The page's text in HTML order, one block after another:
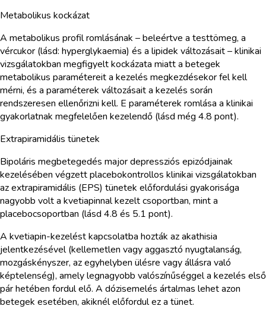
Metabolikus kockázat
A metabolikus profil romlásának – beleértve a testtömeg, a
vércukor (lásd: hyperglykaemia) és a lipidek változásait – klinikai
vizsgálatokban megfigyelt kockázata miatt a betegek
metabolikus paramétereit a kezelés megkezdésekor fel kell
mérni, és a paraméterek változásait a kezelés során
rendszeresen ellenőrizni kell. E paraméterek romlása a klinikai
gyakorlatnak megfelelően kezelendő (lásd még 4.8 pont).
Extrapiramidális tünetek
Bipoláris megbetegedés major depressziós epizódjainak
kezelésében végzett placebokontrollos klinikai vizsgálatokban
az extrapiramidális (EPS) tünetek előfordulási gyakorisága
nagyobb volt a kvetiapinnal kezelt csoportban, mint a
placebocsoportban (lásd 4.8 és 5.1 pont).
A kvetiapin-kezelést kapcsolatba hozták az akathisia
jelentkezésével (kellemetlen vagy aggasztó nyugtalanság,
mozgáskényszer, az egyhelyben ülésre vagy állásra való
képtelenség), amely legnagyobb valószínűséggel a kezelés első
pár hetében fordul elő. A dózisemelés ártalmas lehet azon
betegek esetében, akiknél előfordul ez a tünet.